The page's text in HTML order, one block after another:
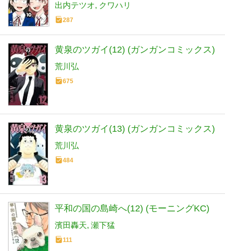
出内テツオ クワハリ
287
黄泉のツガイ(12) (ガンガンコミックス)
荒川弘
675
黄泉のツガイ(13) (ガンガンコミックス)
荒川弘
484
平和の国の島崎へ(12) (モーニングKC)
濱田轟天 瀬下猛
111